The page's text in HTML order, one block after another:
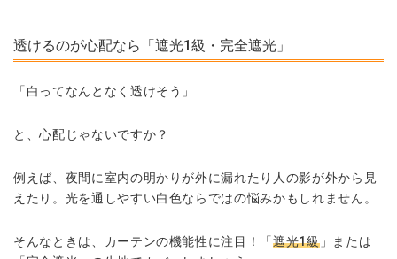
透けるのが心配なら「遮光1級・完全遮光」
「白ってなんとなく透けそう」
と、心配じゃないですか？
例えば、夜間に室内の明かりが外に漏れたり人の影が外から見
えたり。光を通しやすい白色ならではの悩みかもしれません。
そんなときは、カーテンの機能性に注目！「遮光1級」または